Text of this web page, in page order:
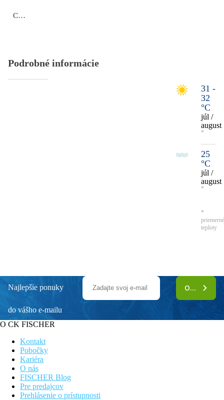
Colima
Podrobné informácie
31 -
32
°C
júl /
august
*
25
°C
júl /
august
*
*
teploty
Najlepšie ponuky
do vášho e-mailu
ODOBERAŤ
O CK FISCHER
Kontakt
Pobočky
Kariéra
O nás
FISCHER Blog
Pre predajcov
Prehlásenie o prístupnosti